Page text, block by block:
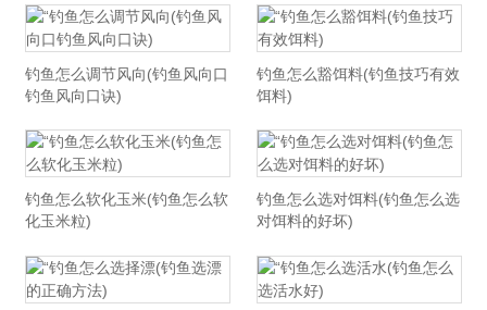
钓鱼怎么调节风向(钓鱼风向口
钓鱼风向口诀)
钓鱼怎么豁饵料(钓鱼技巧有效
饵料)
钓鱼怎么软化玉米(钓鱼怎么软
化玉米粒)
钓鱼怎么选对饵料(钓鱼怎么选
对饵料的好坏)